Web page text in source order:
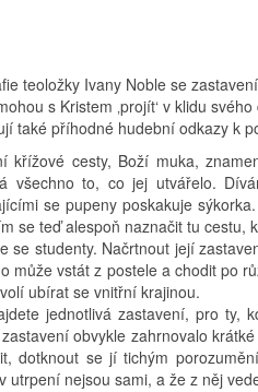
teoložky Ivany Noble se
s Kristem ‚projít‘ v klidu
také příhodné hudební odkazy k
křížové cesty, Boží muka,
všechno to, co jej utvářelo.
se pupeny poskakuje
se teď alespoň naznačit tu cestu,
se studenty. Načrtnout její
může vstát z postele a chodit po
ubírat se vnitřní krajinou.
jednotlivá zastavení, pro ty,
obvykle zahrnovalo
dotknout se jí tichým
utrpení nejsou sami, a že z něj